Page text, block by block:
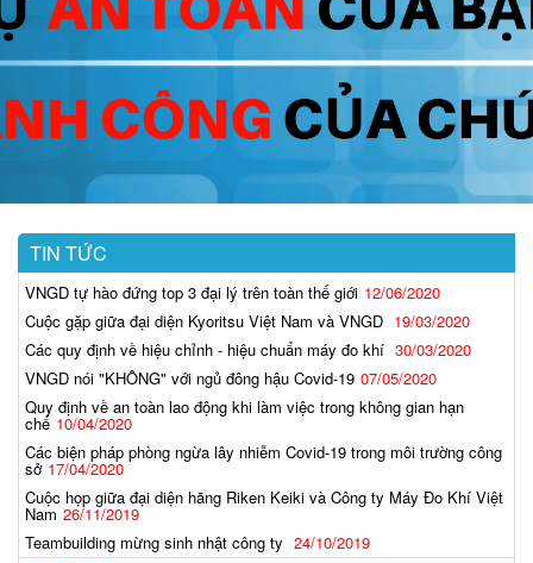
TIN TỨC
VNGD tự hào đứng top 3 đại lý trên toàn thế giới 12/06/2020
Cuộc gặp giữa đại diện Kyoritsu Việt Nam và VNGD 19/03/2020
Các quy định về hiệu chỉnh - hiệu chuẩn máy đo khí 30/03/2020
VNGD nói "KHÔNG" với ngủ đông hậu Covid-19 07/05/2020
Quy định về an toàn lao động khi làm việc trong không gian hạn
chế 10/04/2020
Các biện pháp phòng ngừa lây nhiễm Covid-19 trong môi trường công
sở 17/04/2020
Cuộc họp giữa đại diện hãng Riken Keiki và Công ty Máy Đo Khí Việt
Nam 26/11/2019
Teambuilding mừng sinh nhật công ty 24/10/2019